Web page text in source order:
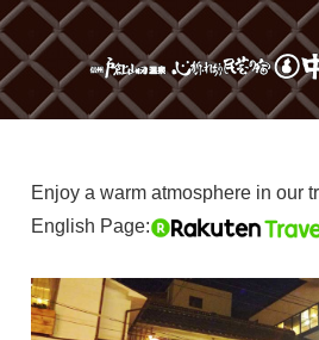
Enjoy a warm atmosphere in our
English Page: